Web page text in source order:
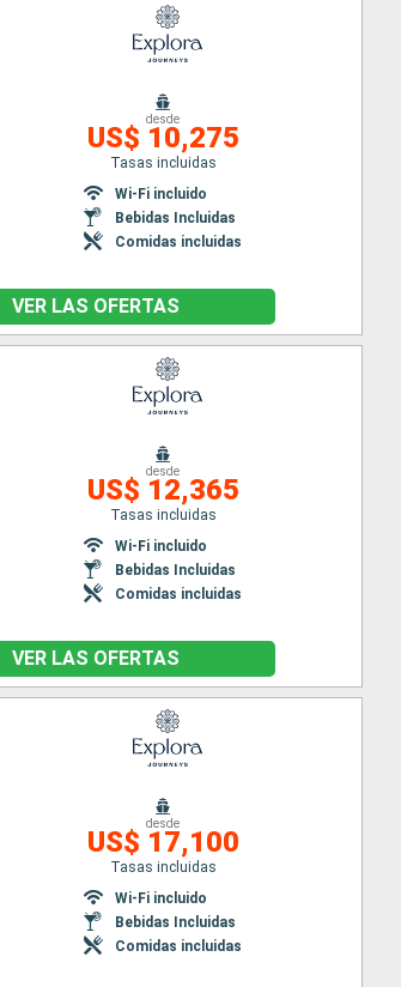
desde
US$ 10,275
Tasas incluidas
Wi-Fi incluido
Bebidas Incluidas
Comidas incluidas
VER LAS OFERTAS
desde
US$ 12,365
Tasas incluidas
Wi-Fi incluido
Bebidas Incluidas
Comidas incluidas
VER LAS OFERTAS
desde
US$ 17,100
Tasas incluidas
Wi-Fi incluido
Bebidas Incluidas
Comidas incluidas